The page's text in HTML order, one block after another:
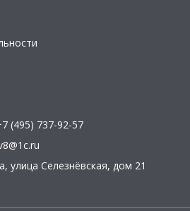
(495) 737-92-57
, улица Селезнёвская, дом 21